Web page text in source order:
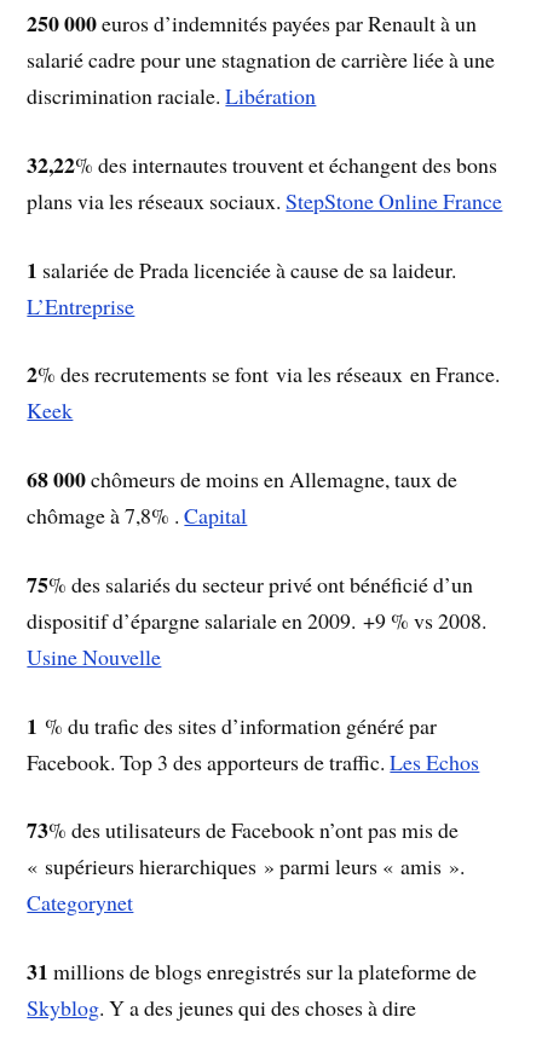
250 000euros d’indemnités payées par Renault à un
salarié cadre pour une stagnation de carrière liée à une
discrimination raciale.Libération
32,22% des internautes trouvent et échangent des bons
plans via les réseaux sociaux.StepStone Online France
1 salariée de Prada licenciée à cause de sa laideur.
L’Entreprise
2% des recrutements se font via les réseaux en France.
Keek
68 000chômeurs de moins en Allemagne, taux de
chômage à 7,8% .Capital
75% des salariés du secteur privé ont bénéficié d’un
dispositif d’épargne salariale en 2009. +9 % vs 2008.
Usine Nouvelle
1 % du trafic des sites d’information généré par
Facebook. Top 3 des apporteurs de traffic.Les Echos
73% des utilisateurs de Facebook n’ont pas mis de
« supérieurs hierarchiques » parmi leurs « amis ».
Categorynet
31 millions de blogs enregistrés sur la plateforme de
Skyblog. Y a des jeunes qui des choses à dire